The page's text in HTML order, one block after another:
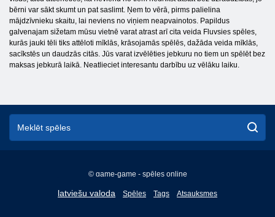
bērni var sākt skumt un pat saslimt. Ņem to vērā, pirms palielina
mājdzīvnieku skaitu, lai neviens no viņiem neapvainotos. Papildus
galvenajam sižetam mūsu vietnē varat atrast arī cita veida Fluvsies spēles,
kurās jauki tēli tiks attēloti mīklās, krāsojamās spēlēs, dažāda veida mīklās,
sacīkstēs un daudzās citās. Jūs varat izvēlēties jebkuru no tiem un spēlēt bez
maksas jebkurā laikā. Neatlieciet interesantu darbību uz vēlāku laiku.
© game-game - spēles online
latviešu valoda
English
Spēles Tags Atsauksmes